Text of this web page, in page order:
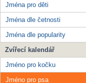
Jména pro děti
Jména dle četnosti
Jména dle popularity
Zvířecí kalendář
Jméno pro kočku
Jméno pro psa